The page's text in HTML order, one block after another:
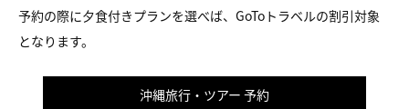
予約の際に夕食付きプランを選べば、GoToトラベルの割引対象
となります。
沖縄旅行・ツアー 予約